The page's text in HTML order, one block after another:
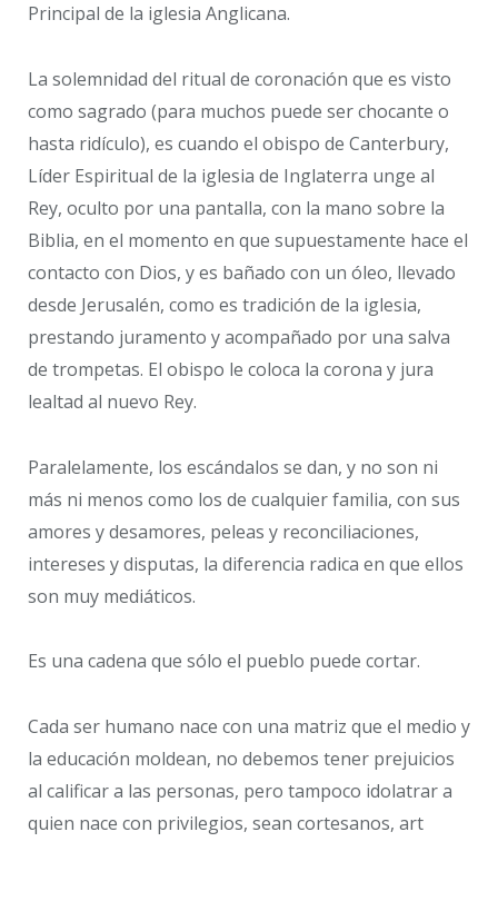
Principal de la iglesia Anglicana.
La solemnidad del ritual de coronación que es visto
como sagrado (para muchos puede ser chocante o
hasta ridículo), es cuando el obispo de Canterbury,
Líder Espiritual de la iglesia de Inglaterra unge al
Rey, oculto por una pantalla, con la mano sobre la
Biblia, en el momento en que supuestamente hace el
contacto con Dios, y es bañado con un óleo, llevado
desde Jerusalén, como es tradición de la iglesia,
prestando juramento y acompañado por una salva
de trompetas. El obispo le coloca la corona y jura
lealtad al nuevo Rey.
Paralelamente, los escándalos se dan, y no son ni
más ni menos como los de cualquier familia, con sus
amores y desamores, peleas y reconciliaciones,
intereses y disputas, la diferencia radica en que ellos
son muy mediáticos.
Es una cadena que sólo el pueblo puede cortar.
Cada ser humano nace con una matriz que el medio y
la educación moldean, no debemos tener prejuicios
al calificar a las personas, pero tampoco idolatrar a
quien nace con privilegios, sean cortesanos, art